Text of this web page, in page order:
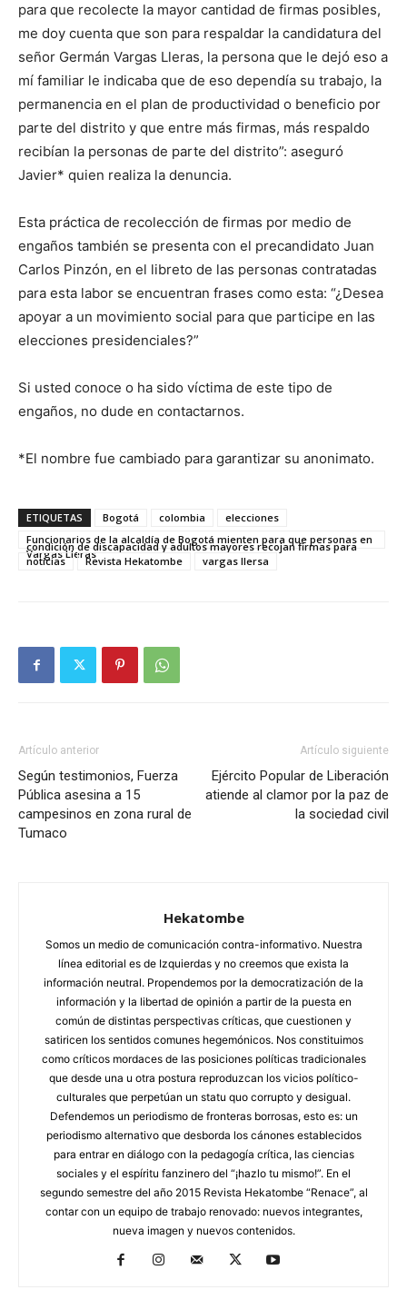
para que recolecte la mayor cantidad de firmas posibles,
me doy cuenta que son para respaldar la candidatura del
señor Germán Vargas Lleras, la persona que le dejó eso a
mí familiar le indicaba que de eso dependía su trabajo, la
permanencia en el plan de productividad o beneficio por
parte del distrito y que entre más firmas, más respaldo
recibían la personas de parte del distrito”: aseguró
Javier* quien realiza la denuncia.
Esta práctica de recolección de firmas por medio de
engaños también se presenta con el precandidato Juan
Carlos Pinzón, en el libreto de las personas contratadas
para esta labor se encuentran frases como esta: “¿Desea
apoyar a un movimiento social para que participe en las
elecciones presidenciales?”
Si usted conoce o ha sido víctima de este tipo de
engaños, no dude en contactarnos.
*El nombre fue cambiado para garantizar su anonimato.
ETIQUETAS Bogotá colombia
elecciones
Funcionarios de la alcaldía de Bogotá mienten para que personas en
condición de discapacidad y adultos mayores recojan firmas para
Vargas Lleras
noticias Revista Hekatombe vargas llersa
Artículo anterior
Según testimonios, Fuerza
Pública asesina a 15
campesinos en zona rural de
Tumaco
Artículo siguiente
Ejército Popular de Liberación
atiende al clamor por la paz de
la sociedad civil
Hekatombe
Somos un medio de comunicación contra-informativo. Nuestra
línea editorial es de Izquierdas y no creemos que exista la
información neutral. Propendemos por la democratización de la
información y la libertad de opinión a partir de la puesta en
común de distintas perspectivas críticas, que cuestionen y
satiricen los sentidos comunes hegemónicos. Nos constituimos
como críticos mordaces de las posiciones políticas tradicionales
que desde una u otra postura reproduzcan los vicios político-
culturales que perpetúan un statu quo corrupto y desigual.
Defendemos un periodismo de fronteras borrosas, esto es: un
periodismo alternativo que desborda los cánones establecidos
para entrar en diálogo con la pedagogía crítica, las ciencias
sociales y el espíritu fanzinero del “¡hazlo tu mismo!”. En el
segundo semestre del año 2015 Revista Hekatombe “Renace”, al
contar con un equipo de trabajo renovado: nuevos integrantes,
nueva imagen y nuevos contenidos.